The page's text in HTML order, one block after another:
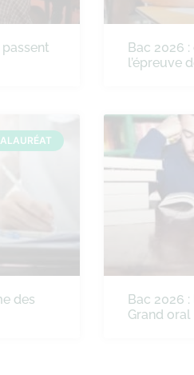
Bac 2026
l’épreuve
des
Bac 2026
Grand oral